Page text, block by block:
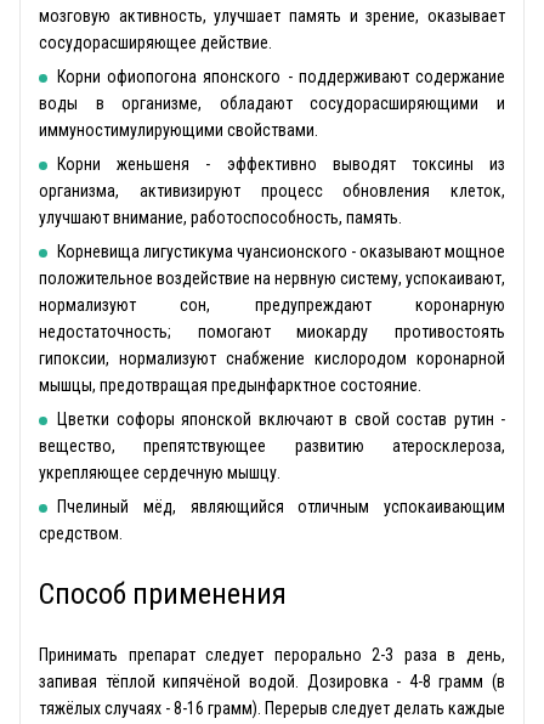
мозговую активность, улучшает память и зрение, оказывает
сосудорасширяющее действие.
Корни офиопогона японского - поддерживают содержание
воды в организме, обладают сосудорасширяющими и
иммуностимулирующими свойствами.
Корни женьшеня - эффективно выводят токсины из
организма, активизируют процесс обновления клеток,
улучшают внимание, работоспособность, память.
Корневища лигустикума чуансионского - оказывают мощное
положительное воздействие на нервную систему, успокаивают,
нормализуют сон, предупреждают коронарную
недостаточность; помогают миокарду противостоять
гипоксии, нормализуют снабжение кислородом коронарной
мышцы, предотвращая предынфарктное состояние.
Цветки софоры японской включают в свой состав рутин -
вещество, препятствующее развитию атеросклероза,
укрепляющее сердечную мышцу.
Пчелиный мёд, являющийся отличным успокаивающим
средством.
Способ применения
Принимать препарат следует перорально 2-3 раза в день,
запивая тёплой кипячёной водой. Дозировка - 4-8 грамм (в
тяжёлых случаях - 8-16 грамм). Перерыв следует делать каждые